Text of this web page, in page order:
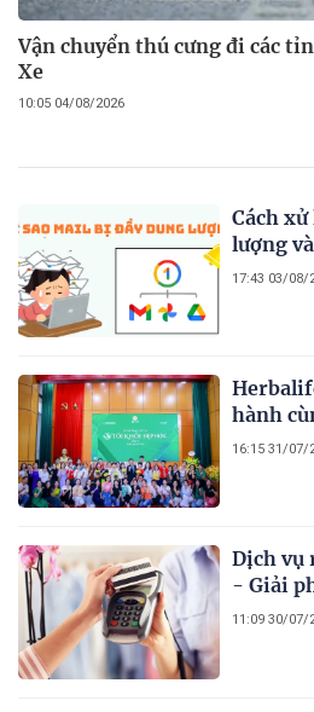
Vận chuyển thú cưng đi các
Xe
10:05 04/08/2026
Cách
lượng
2026
17:43 03/08/
hành
Đời
của
16:15 31/07/
Dịch vụ
- Giải
ro tiềm
11:09 30/07/